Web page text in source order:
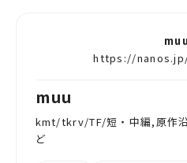
muu
https://
muu
kmt/tkrv/TF/短・中編,原作
ど